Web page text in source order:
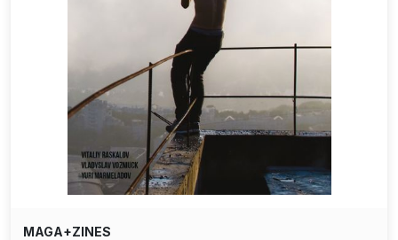
MAGA+ZINES